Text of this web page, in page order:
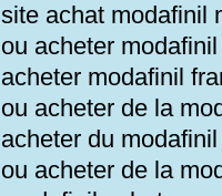
site achat modafinil
ou acheter
acheter modafinil
ou acheter de la
acheter du
ou acheter de la